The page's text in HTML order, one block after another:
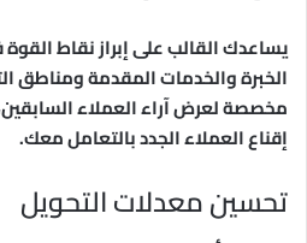
يساعدك القالب على إبراز نقاط
الخبرة والخدمات المقدمة ومناطق
مخصصة لعرض آراء العملاء
إقناع العملاء الجدد بالتعامل معك.
تحسين معدلات التحويل